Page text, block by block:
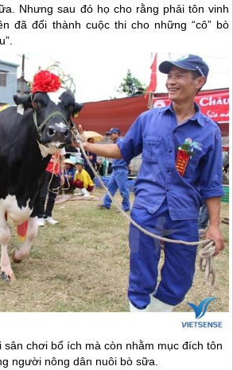
Nhưng sau đó họ cho rằng phải tôn vinh
đã đổi thành cuộc thi cho những “cô” bò
sân chơi bổ ích mà còn nhằm mục đích tôn
người nông dân nuôi bò sữa.